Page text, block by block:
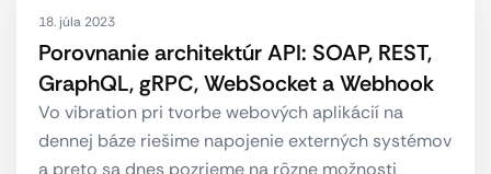
18. júla 2023
Porovnanie architektúr API: SOAP, REST,
GraphQL, gRPC, WebSocket a Webhook
Vo vibration pri tvorbe webových aplikácií na
dennej báze riešime napojenie externých systémov
a preto sa dnes pozrieme na rôzne možnosti